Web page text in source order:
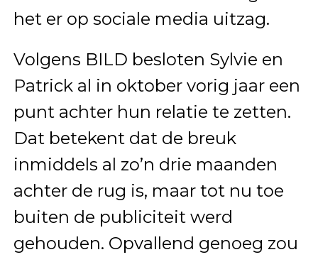
het er op sociale media uitzag.
Volgens BILD besloten Sylvie en
Patrick al in oktober vorig jaar een
punt achter hun relatie te zetten.
Dat betekent dat de breuk
inmiddels al zo’n drie maanden
achter de rug is, maar tot nu toe
buiten de publiciteit werd
gehouden. Opvallend genoeg zou